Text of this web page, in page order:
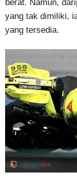
berat. Namun,
yang tak dimiliki,
yang tersedia.